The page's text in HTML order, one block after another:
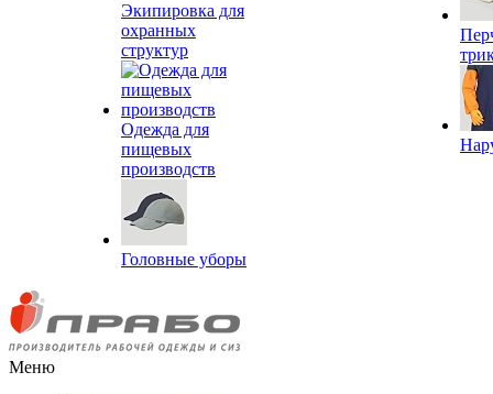
Экипировка для
охранных
структур
Одежда для
пищевых
производств
Головные уборы
Меню